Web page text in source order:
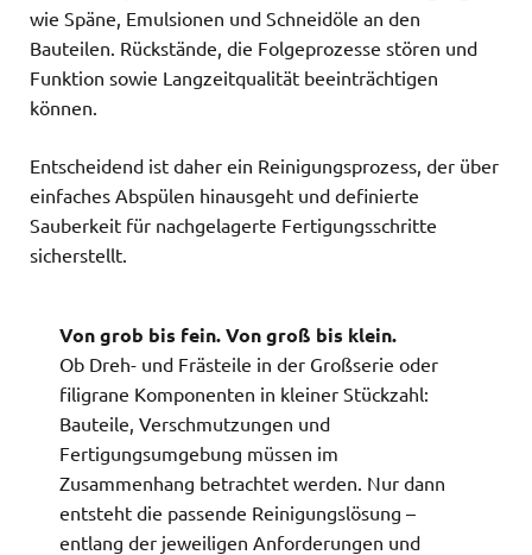
wie Späne, Emulsionen und Schneidöle an den
Bauteilen. Rückstände, die Folgeprozesse stören und
Funktion sowie Langzeitqualität beeinträchtigen
können.
Entscheidend ist daher ein Reinigungsprozess, der über
einfaches Abspülen hinausgeht und definierte
Sauberkeit für nachgelagerte Fertigungsschritte
sicherstellt.
Von grob bis fein. Von groß bis klein.
Ob Dreh- und Frästeile in der Großserie oder
filigrane Komponenten in kleiner Stückzahl:
Bauteile, Verschmutzungen und
Fertigungsumgebung müssen im
Zusammenhang betrachtet werden. Nur dann
entsteht die passende Reinigungslösung –
entlang der jeweiligen Anforderungen und